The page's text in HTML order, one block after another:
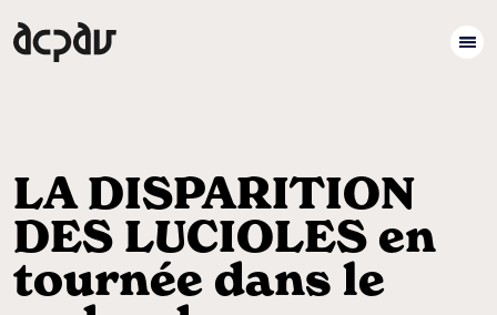
LA DISPARITION
DES LUCIOLES en
tournée dans le